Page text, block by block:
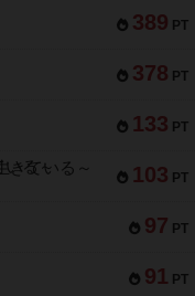
389 PT
378 PT
133 PT
103 PT
ている～
97 PT
91 PT